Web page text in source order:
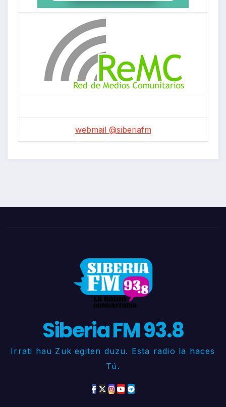
webmail @siberiafm
Siberia FM 93.8
Irrati hau Zuk egiten duzu. Esta radio la haces
Tú.